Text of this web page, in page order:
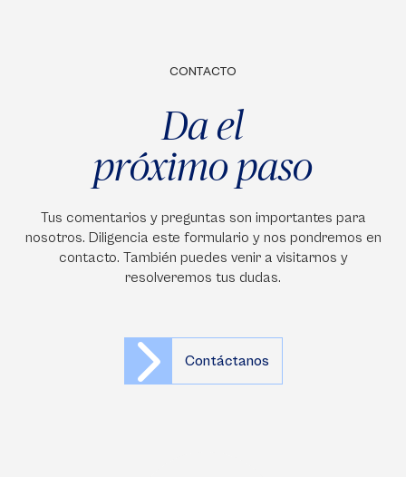
CONTACTO
Da el
próximo paso
Tus comentarios y preguntas son importantes para
nosotros. Diligencia este formulario y nos pondremos en
contacto. También puedes venir a visitarnos y
resolveremos tus dudas.
Contáctanos